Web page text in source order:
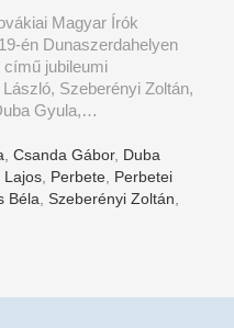
Magyar Írók
én Dunaszerdahelyen
című jubileumi
Szeberényi Zoltán,
Gyula,…
, Csanda Gábor, Duba
Lajos, Perbete, Perbetei
Béla, Szeberényi Zoltán,